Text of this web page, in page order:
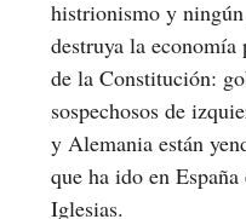
histrionismo y
destruya la
de la Constitución:
sospechosos de
y Alemania están
que ha ido en
Iglesias.